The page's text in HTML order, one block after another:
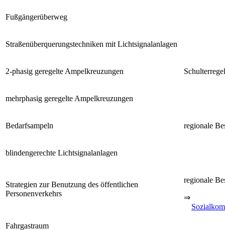
Fußgängerüberweg
Straßenüberquerungstechniken mit Lichtsignalanlagen
2-phasig geregelte Ampelkreuzungen Schulterregel
mehrphasig geregelte Ampelkreuzungen
Bedarfsampeln regionale
blindengerechte Lichtsignalanlagen
Strategien zur Benutzung des öffentlichen
Personenverkehrs
regionale
⇒
Fahrgastraum